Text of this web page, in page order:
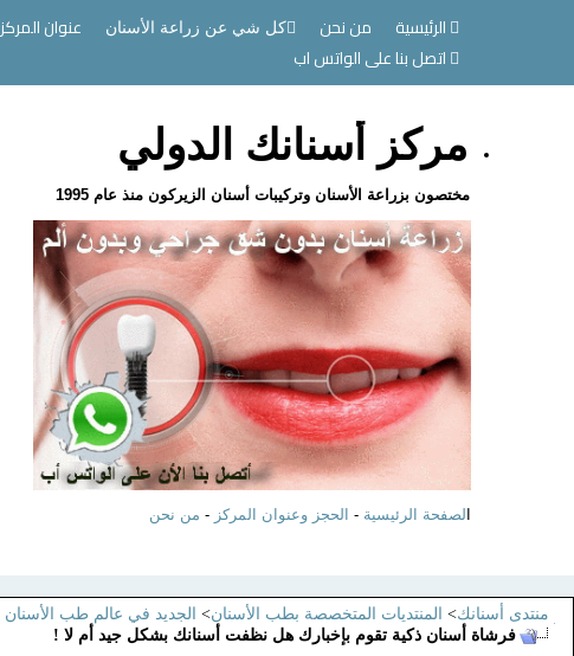
الرئيسية من نحن كل شي عن زراعة الأسنان
عنوان المركز
اتصل بنا على الواتس اب
مركز أسنانك الدولي
مختصون بزراعة الأسنان وتركيبات أسنان الزيركون منذ عام 1995
الصفحة الرئيسية - الحجز وعنوان المركز - من نحن
منتدى أسنانك> المنتديات المتخصصة بطب الأسنان> الجديد في عالم طب الأسنان
فرشاة أسنان ذكية تقوم بإخبارك هل نظفت أسنانك بشكل جيد أم لا !